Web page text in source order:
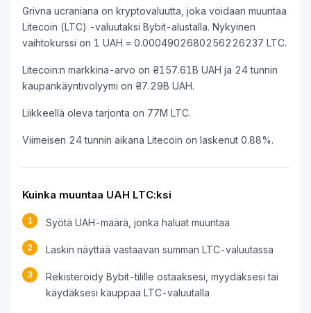
Grivna ucraniana on kryptovaluutta, joka voidaan muuntaa
Litecoin (LTC) -valuutaksi Bybit-alustalla. Nykyinen
vaihtokurssi on 1 UAH = 0.0004902680256226237 LTC.
Litecoin:n markkina-arvo on ₴157.61B UAH ja 24 tunnin
kaupankäyntivolyymi on ₴7.29B UAH.
Liikkeellä oleva tarjonta on 77M LTC.
Viimeisen 24 tunnin aikana Litecoin on laskenut 0.88%.
Kuinka muuntaa UAH LTC:ksi
1 Syötä UAH-määrä, jonka haluat muuntaa
2 Laskin näyttää vastaavan summan LTC-valuutassa
3
Rekisteröidy Bybit-tilille ostaaksesi, myydäksesi tai
käydäksesi kauppaa LTC-valuutalla